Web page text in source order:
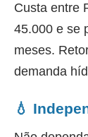
Custa entre
45.000 e se
meses.
demanda
💧